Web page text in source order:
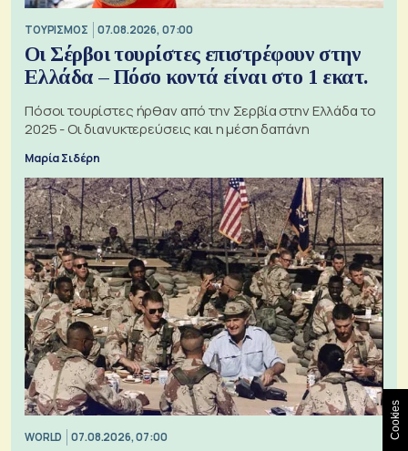
ΤΟΥΡΙΣΜΟΣ 07.08.2026, 07:00
Οι Σέρβοι τουρίστες επιστρέφουν στην
Ελλάδα – Πόσο κοντά είναι στο 1 εκατ.
Πόσοι τουρίστες ήρθαν από την Σερβία στην Ελλάδα το
2025 - Οι διανυκτερεύσεις και η μέση δαπάνη
Μαρία Σιδέρη
WORLD 07.08.2026, 07:00 Cookies